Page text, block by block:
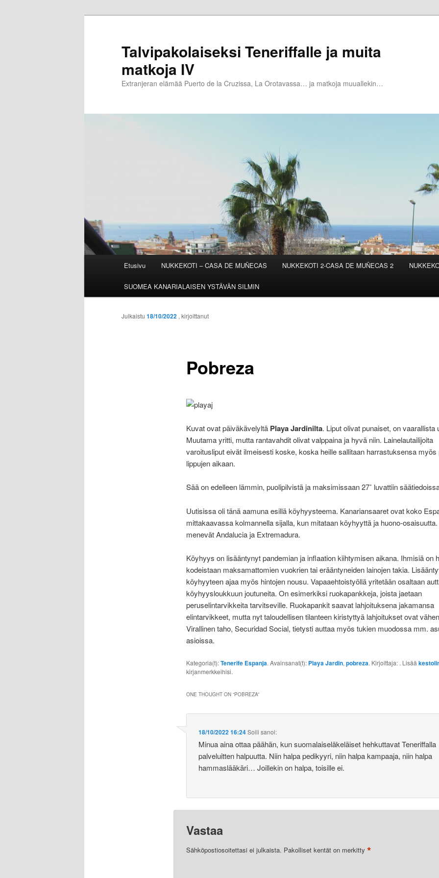
Talvipakolaiseksi Teneriffalle ja muita
matkoja IV
Extranjeran elämää Puerto de la Cruzissa, La Orotavassa… ja matkoja muuallekin…
Etusivu NUKKEKOTI – CASA DE MUÑECAS NUKKEKOTI 2-CASA DE MUÑECAS 2
SUOMEA KANARIALAISEN YSTÄVÄN SILMIN
Pobreza
Julkaistu 18/10/2022 , kirjoittanut
Kuvat ovat päiväkävelyltä Playa Jardinilta. Liput olivat punaiset, on vaarallista
Muutama yritti, mutta rantavahdit olivat valppaina ja hyvä niin. Lainelautailijoita
varoitusliput eivät ilmeisesti koske, koska heille sallitaan harrastuksensa myös
lippujen aikaan.
Sää on edelleen lämmin, puolipilvistä ja maksimissaan 27˚ luvattiin
Uutisissa oli tänä aamuna esillä köyhyysteema. Kanariansaaret ovat koko
mittakaavassa kolmannella sijalla, kun mitataan köyhyyttä ja huono-
menevät Andalucia ja Extremadura.
Köyhyys on lisääntynyt pandemian ja inflaation kiihtymisen aikana. Ihmisiä on
kodeistaan maksamattomien vuokrien tai erääntyneiden lainojen takia.
köyhyyteen ajaa myös hintojen nousu. Vapaaehtoistyöllä yritetään osaltaan
köyhyysloukkuun joutuneita. On esimerkiksi ruokapankkeja, joista jaetaan
peruselintarvikkeita tarvitseville. Ruokapankit saavat lahjoituksena jakamansa
elintarvikkeet, mutta nyt taloudellisen tilanteen kiristyttyä lahjoitukset ovat
Virallinen taho, Securidad Social, tietysti auttaa myös tukien muodossa mm.
asioissa.
Kategoria(t):Tenerife Espanja. Avainsanat(t): Playa Jardin, pobreza. Kirjoittaja: . Lisää
kirjanmerkkeihisi.
ONE THOUGHT ON “POBREZA”
18/10/2022 16:24Soili sanoi:
Minua aina ottaa päähän, kun suomalaiseläkeläiset hehkuttavat Teneriffalla
palveluitten halpuutta. Niin halpa pedikyyri, niin halpa kampaaja, niin halpa
hammaslääkäri… Joillekin on halpa, toisille ei.
Vastaa
Sähköpostiosoitettasi ei julkaista. Pakolliset kentät on merkitty *